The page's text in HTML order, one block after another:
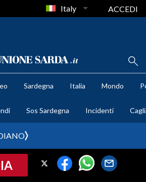
Italy ACCEDI
Sardegna Italia Mondo
Sos Sardegna Incidenti